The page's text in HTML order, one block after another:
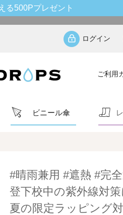
る500Pプレゼント
ログイン
ご利用
ビニール傘
#晴雨兼用 #遮熱 #完
登下校中の紫外線対策
夏の限定ラッピング